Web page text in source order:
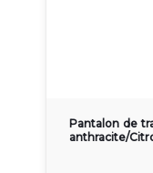
Pantalon de
anthracite/